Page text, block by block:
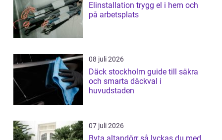
Elinstallation trygg el i hem och
på arbetsplats
08 juli 2026
Däck stockholm guide till säkra
och smarta däckval i
huvudstaden
07 juli 2026